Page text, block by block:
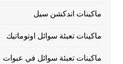
ماكينات اندكشن سيل
ماكينات تعبئة سوائل اوتوماتيك
ماكينات تعبئة سوائل في عبوات